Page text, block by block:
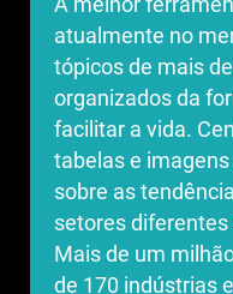
atualmente no
tópicos de mais
organizados da
facilitar a vida.
tabelas e
sobre as
setores diferentes
Mais de um
de 170 indústrias